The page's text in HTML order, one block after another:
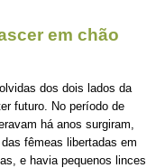
em chão
dos dois lados da
futuro. No período de
há anos surgiram,
fêmeas libertadas em
e havia pequenos linces